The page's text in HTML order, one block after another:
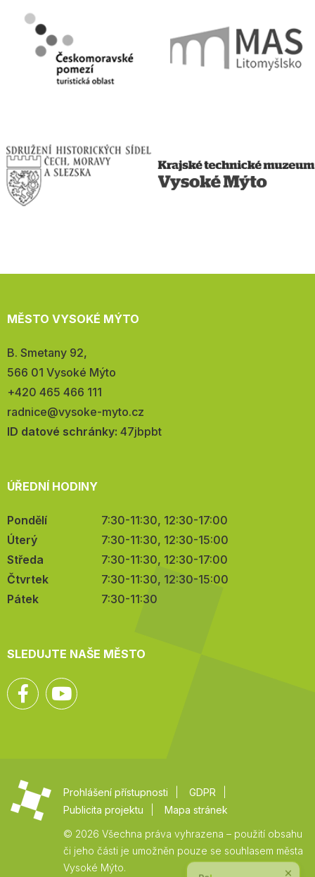
MĚSTO VYSOKÉ MÝTO
Adresa:
B. Smetany 92,
566 01 Vysoké Mýto
Telefon:
+420 465 466 111
E-
mail:
radnice@vysoke-myto.cz
ID datové schránky: 47jbpbt
ÚŘEDNÍ HODINY
Pondělí
7:30-11:30, 12:30-17:00
Úterý
7:30-11:30, 12:30-15:00
Středa
7:30-11:30, 12:30-17:00
Čtvrtek
7:30-11:30, 12:30-15:00
Pátek
7:30-11:30
SLEDUJTE NAŠE MĚSTO
Facebook
Prohlášení přístupnosti
GDPR
Publicita projektu
Mapa stránek
© 2026 Všechna práva vyhrazena – použití obsahu
či jeho části je umožněn pouze se souhlasem města
Vysoké Mýto.